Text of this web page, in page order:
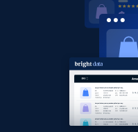
375+
Amazon products
Collecting